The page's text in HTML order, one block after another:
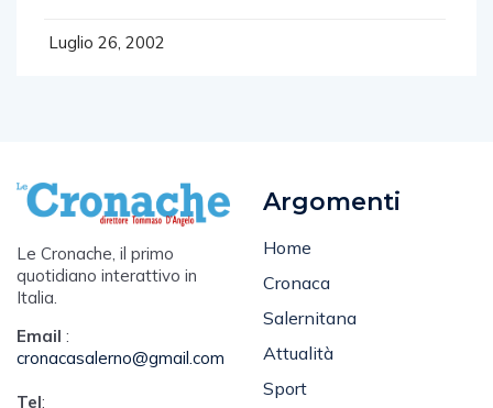
Luglio 26, 2002
Le Cronache, il primo
quotidiano interattivo in
Italia.
Email :
cronacasalerno@gmail.com
Tel:
Argomenti
Home
Cronaca
Salernitana
Attualità
Sport